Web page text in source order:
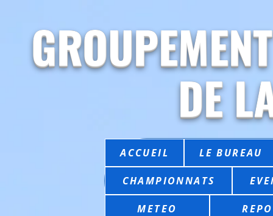
DE
ACCUEIL LE BUREAU
CHAMPIONNATS
METEO